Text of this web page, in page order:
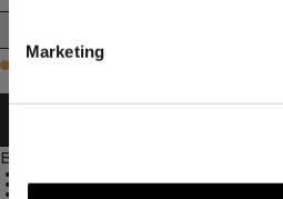
Marketing
Beschreibung
Reißverschluss zur Belüftung